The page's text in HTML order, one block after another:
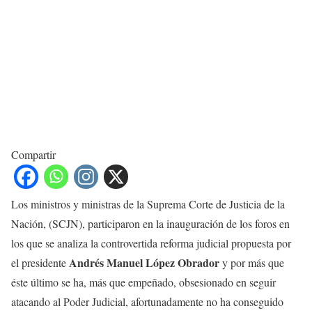
Compartir
Los ministros y ministras de la Suprema Corte de Justicia de la
Nación, (SCJN), participaron en la inauguración de los foros en
los que se analiza la controvertida reforma judicial propuesta por
el presidenteAndrés Manuel López Obradory por más que
éste último se ha, más que empeñado, obsesionado en seguir
atacando al Poder Judicial, afortunadamente no ha conseguido